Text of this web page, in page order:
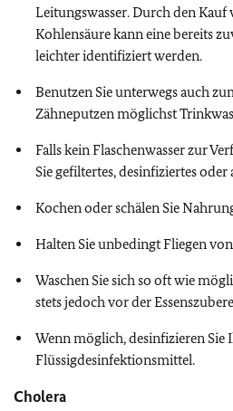
Leitungswasser. Durch den Kauf
Kohlensäure kann eine bereits
leichter identifiziert werden.
Benutzen Sie unterwegs auch
Zähneputzen möglichst
Falls kein Flaschenwasser zur
Sie gefiltertes, desinfiziertes oder
Kochen oder schälen Sie
Halten Sie unbedingt Fliegen
Waschen Sie sich so oft wie
stets jedoch vor der
Wenn möglich, desinfizieren Sie
Flüssigdesinfektionsmittel.
Cholera